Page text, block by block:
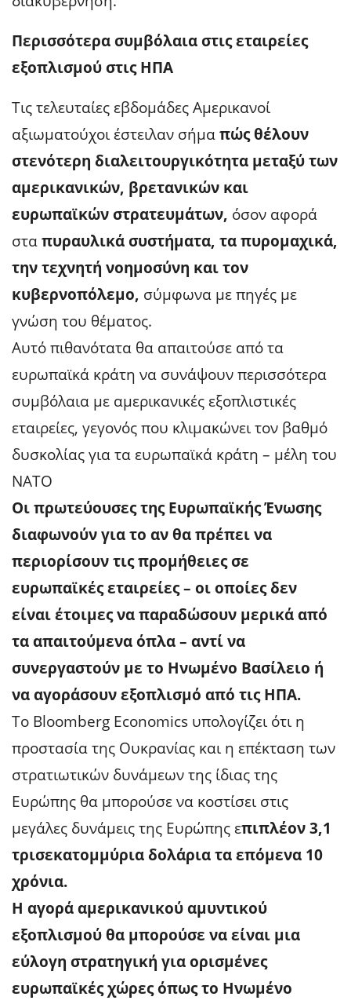
Περισσότερα συμβόλαια στις εταιρείες
εξοπλισμού στις ΗΠΑ
Τις τελευταίες εβδομάδες Αμερικανοί
αξιωματούχοι έστειλαν σήμαπώς θέλουν
στενότερη διαλειτουργικότητα μεταξύ των
αμερικανικών, βρετανικών και
ευρωπαϊκών στρατευμάτων, όσον αφορά
σταπυραυλικά συστήματα, τα πυρομαχικά,
την τεχνητή νοημοσύνη και τον
κυβερνοπόλεμο, σύμφωνα με πηγές με
γνώση του θέματος.
Αυτό πιθανότατα θα απαιτούσε από τα
ευρωπαϊκά κράτη να συνάψουν περισσότερα
συμβόλαια με αμερικανικές εξοπλιστικές
εταιρείες, γεγονός που κλιμακώνει τον βαθμό
δυσκολίας για τα ευρωπαϊκά κράτη – μέλη του
ΝΑΤΟ
Οι πρωτεύουσες της Ευρωπαϊκής Ένωσης
διαφωνούν για το αν θα πρέπει να
περιορίσουν τις προμήθειες σε
ευρωπαϊκές εταιρείες – οι οποίες δεν
είναι έτοιμες να παραδώσουν μερικά από
τα απαιτούμενα όπλα – αντί να
συνεργαστούν με το Ηνωμένο Βασίλειο ή
να αγοράσουν εξοπλισμό από τις ΗΠΑ.
Το Bloomberg Economics υπολογίζει ότι η
προστασία της Ουκρανίας και η επέκταση των
στρατιωτικών δυνάμεων της ίδιας της
Ευρώπης θα μπορούσε να κοστίσει στις
μεγάλες δυνάμεις της Ευρώπης επιπλέον 3,1
τρισεκατομμύρια δολάρια τα επόμενα 10
χρόνια.
Η αγορά αμερικανικού αμυντικού
εξοπλισμού θα μπορούσε να είναι μια
εύλογη στρατηγική για ορισμένες
ευρωπαϊκές χώρες όπως το Ηνωμένο